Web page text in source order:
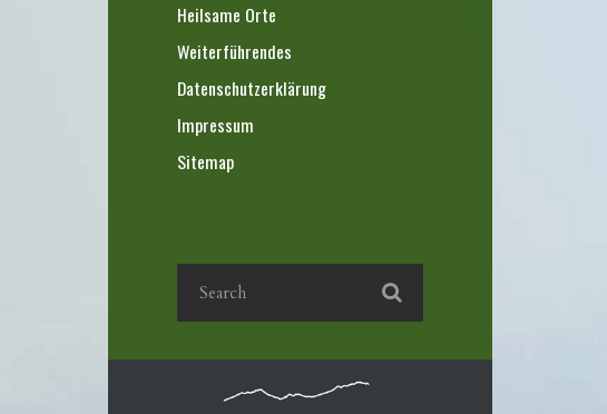
Heilsame Orte
Weiterführendes
Datenschutzerklärung
Impressum
Sitemap